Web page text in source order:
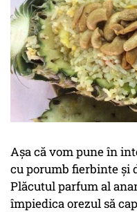
Așa că vom pune în
cu porumb fierbinte și
Plăcutul parfum al
împiedica orezul să